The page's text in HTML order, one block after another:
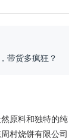
带货多疯狂？
原料和独特的纯
村烧饼有限公司